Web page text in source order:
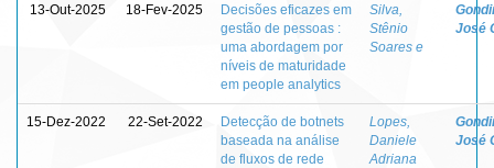
13-Out-2025 18-Fev-2025
Decisões eficazes em
gestão de pessoas :
uma abordagem por
níveis de maturidade
em people analytics
Silva,
Stênio
Soares e
José
15-Dez-2022 22-Set-2022
Detecção de botnets
baseada na análise
de fluxos de rede
Lopes,
Daniele
Adriana
José